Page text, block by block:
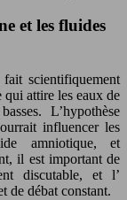
et les fluides
scientifiquement
attire les eaux de
L’hypothèse
influencer les
amniotique, et
il est important de
discutable, et l’
de débat constant.